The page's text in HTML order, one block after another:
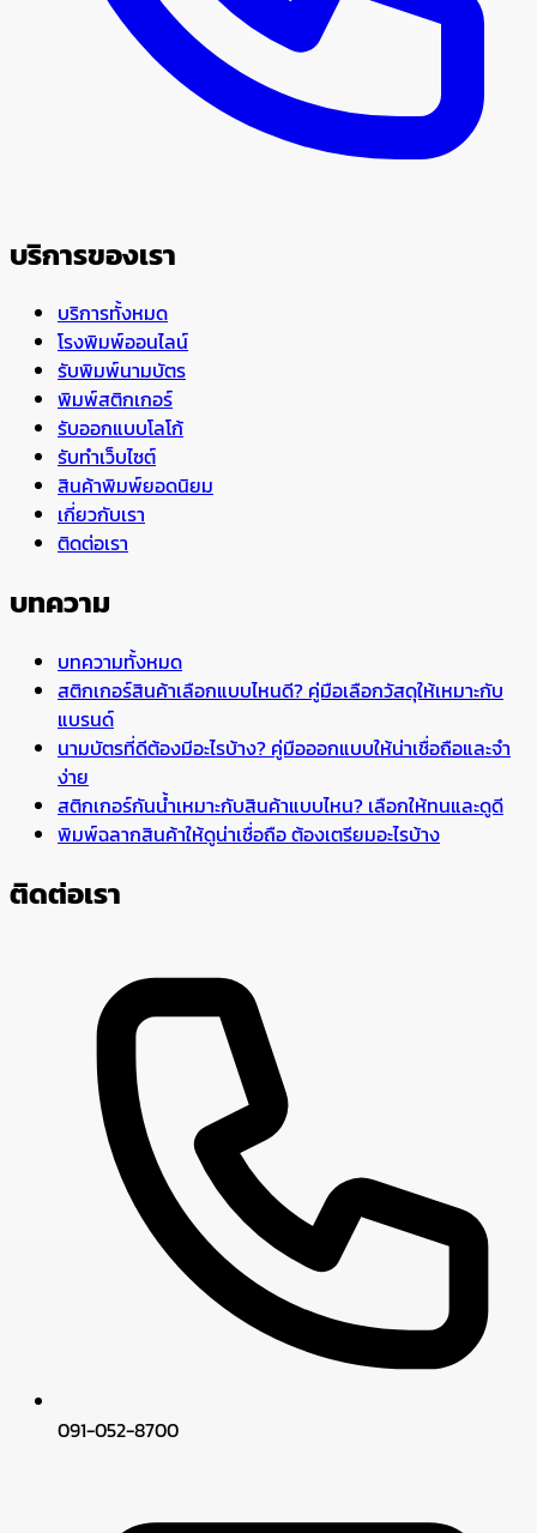
บริการของเรา
บริการทั้งหมด
โรงพิมพ์ออนไลน์
รับพิมพ์นามบัตร
พิมพ์สติกเกอร์
รับออกแบบโลโก้
รับทำเว็บไซต์
สินค้าพิมพ์ยอดนิยม
เกี่ยวกับเรา
ติดต่อเรา
บทความ
บทความทั้งหมด
สติกเกอร์สินค้าเลือกแบบไหนดี? คู่มือเลือกวัสดุให้เหมาะกับ
แบรนด์
นามบัตรที่ดีต้องมีอะไรบ้าง? คู่มือออกแบบให้น่าเชื่อถือและจำ
ง่าย
สติกเกอร์กันน้ำเหมาะกับสินค้าแบบไหน? เลือกให้ทนและดูดี
พิมพ์ฉลากสินค้าให้ดูน่าเชื่อถือ ต้องเตรียมอะไรบ้าง
ติดต่อเรา
091-052-8700